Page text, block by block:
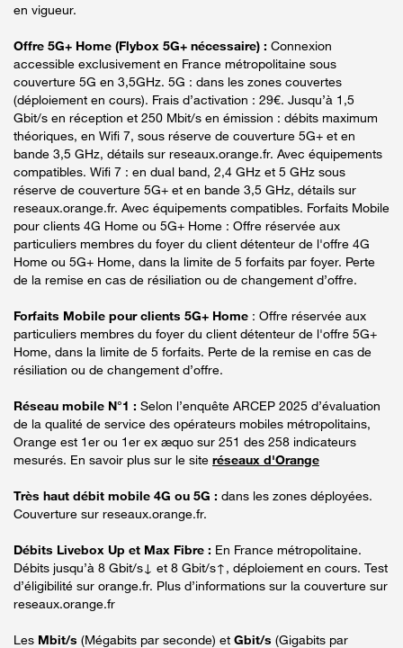
en vigueur.
Offre 5G+ Home (Flybox 5G+ nécessaire) : Connexion
accessible exclusivement en France métropolitaine sous
couverture 5G en 3,5GHz. 5G : dans les zones couvertes
(déploiement en cours). Frais d’activation : 29€. Jusqu’à 1,5
Gbit/s en réception et 250 Mbit/s en émission : débits maximum
théoriques, en Wifi 7, sous réserve de couverture 5G+ et en
bande 3,5 GHz, détails sur reseaux.orange.fr. Avec équipements
compatibles. Wifi 7 : en dual band, 2,4 GHz et 5 GHz sous
réserve de couverture 5G+ et en bande 3,5 GHz, détails sur
reseaux.orange.fr. Avec équipements compatibles. Forfaits Mobile
pour clients 4G Home ou 5G+ Home : Offre réservée aux
particuliers membres du foyer du client détenteur de l'offre 4G
Home ou 5G+ Home, dans la limite de 5 forfaits par foyer. Perte
de la remise en cas de résiliation ou de changement d’offre.
Forfaits Mobile pour clients 5G+ Home : Offre réservée aux
particuliers membres du foyer du client détenteur de l'offre 5G+
Home, dans la limite de 5 forfaits. Perte de la remise en cas de
résiliation ou de changement d’offre.
Réseau mobile N°1 : Selon l’enquête ARCEP 2025 d’évaluation
de la qualité de service des opérateurs mobiles métropolitains,
Orange est 1er ou 1er ex æquo sur 251 des 258 indicateurs
mesurés. En savoir plus sur le site réseaux d'Orange
Très haut débit mobile 4G ou 5G : dans les zones déployées.
Couverture sur reseaux.orange.fr.
Débits Livebox Up et Max Fibre : En France métropolitaine.
Débits jusqu’à 8 Gbit/s↓ et 8 Gbit/s↑, déploiement en cours. Test
d’éligibilité sur orange.fr. Plus d’informations sur la couverture sur
reseaux.orange.fr
Les Mbit/s (Mégabits par seconde) et Gbit/s (Gigabits par